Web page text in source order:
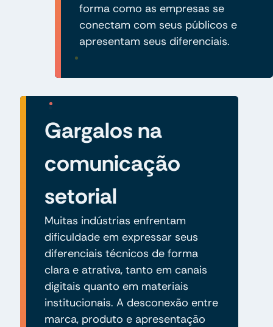
forma como as empresas se
conectam com seus públicos e
apresentam seus diferenciais.
Gargalos na
comunicação
setorial
Muitas indústrias enfrentam
dificuldade em expressar seus
diferenciais técnicos de forma
clara e atrativa, tanto em canais
digitais quanto em materiais
institucionais. A desconexão entre
marca, produto e apresentação